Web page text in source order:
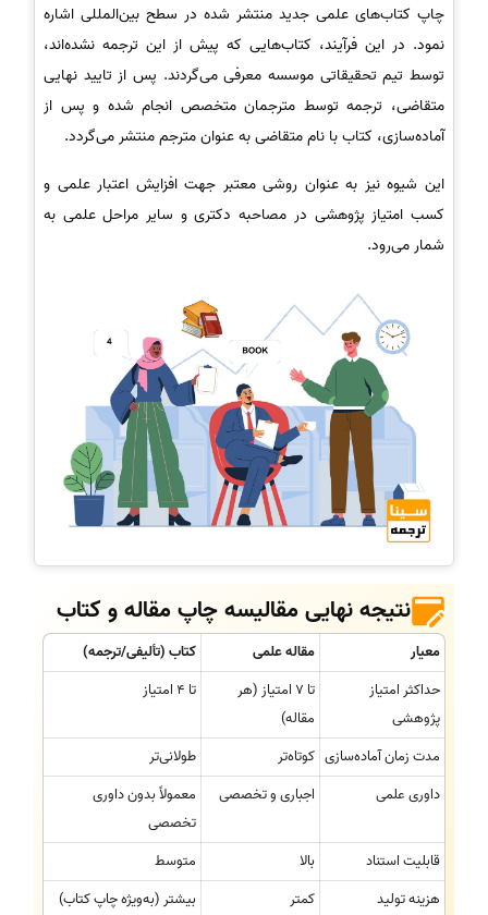
چاپ کتاب‌های علمی جدید منتشر شده در سطح بین‌المللی اشاره
نمود. در این فرآیند، کتاب‌هایی که پیش از این ترجمه نشده‌اند،
توسط تیم تحقیقاتی موسسه معرفی می‌گردند. پس از تایید نهایی
متقاضی، ترجمه توسط مترجمان متخصص انجام شده و پس از
آماده‌سازی، کتاب با نام متقاضی به عنوان مترجم منتشر می‌گردد.
این شیوه نیز به عنوان روشی معتبر جهت افزایش اعتبار علمی و
کسب امتیاز پژوهشی در مصاحبه دکتری و سایر مراحل علمی به
شمار می‌رود.
نتیجه نهایی مقالیسه چاپ مقاله و کتاب
معیار مقاله علمی
کتاب (تألیفی/ترجمه)
حداکثر امتیاز
پژوهشی
تا 7 امتیاز (هر
مقاله)
تا 4 امتیاز
مدت زمان آماده‌سازی کوتاه‌تر
طولانی‌تر
داوری علمی
اجباری و تخصصی
معمولاً بدون داوری
تخصصی
قابلیت استناد
بالا
متوسط
هزینه تولید
کمتر بیشتر (به‌ویژه چاپ کتاب)